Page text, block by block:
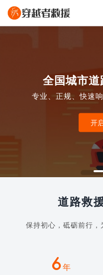
全国城市
专业、正规、快速
开
道路救
保持初心，砥砺前行
6年